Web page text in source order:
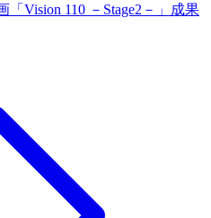
「Vision 110 －Stage2－」成果